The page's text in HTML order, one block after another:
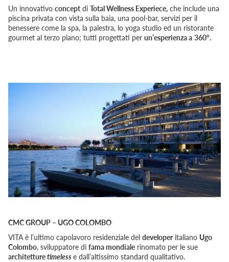
Un innovativo concept di Total Wellness Experiece, che include una
piscina privata con vista sulla baia, una pool-bar, servizi per il
benessere come la spa, la palestra, lo yoga studio ed un ristorante
gourmet al terzo piano; tutti progettati per un’esperienza a 360°.
CMC GROUP – UGO COLOMBO
VITA è l’ultimo capolavoro residenziale del developer italiano Ugo
Colombo, sviluppatore di fama mondiale rinomato per le sue
architetturetimelesse dall’altissimo standard qualitativo.